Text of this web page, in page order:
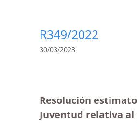
R349/2022
30/03/2023
Resolución
Juventud relativa al